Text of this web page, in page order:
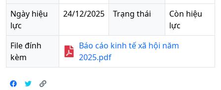
Ngày hiệu
lực
24/12/2025 Trạng thái
Còn hiệu
lực
File đính
kèm
Báo cáo kinh tế xã hội năm
2025.pdf